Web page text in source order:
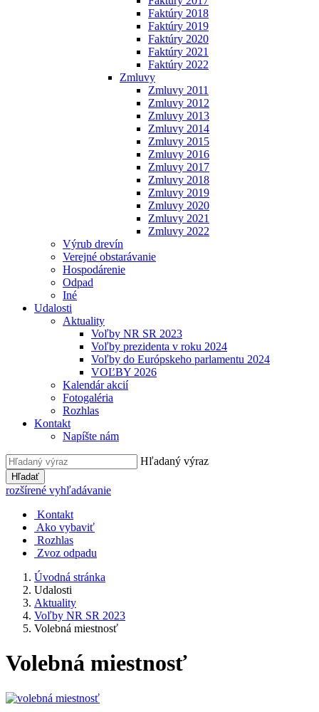
Faktúry 2018
Faktúry 2019
Faktúry 2020
Faktúry 2021
Faktúry 2022
Zmluvy
Zmluvy 2011
Zmluvy 2012
Zmluvy 2013
Zmluvy 2014
Zmluvy 2015
Zmluvy 2016
Zmluvy 2017
Zmluvy 2018
Zmluvy 2019
Zmluvy 2020
Zmluvy 2021
Zmluvy 2022
Výrub drevín
Verejné obstarávanie
Hospodárenie
Odpad
Iné
Udalosti
Aktuality
Voľby NR SR 2023
Voľby prezidenta v roku 2024
Voľby do Európskeho parlamentu 2024
VOĽBY 2026
Kalendár akcií
Fotogaléria
Rozhlas
Kontakt
Napíšte nám
Hľadaný výraz
Hľadať
rozšírené vyhľadávanie
Kontakt
Ako vybaviť
Rozhlas
Zvoz odpadu
Úvodná stránka
Udalosti
Aktuality
Voľby NR SR 2023
Volebná miestnosť
Volebná miestnosť